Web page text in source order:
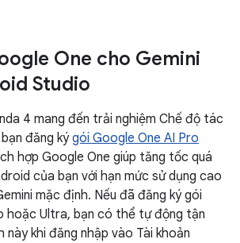
One cho Gemini
Studio
4 mang đến trải nghiệm Chế độ tác
đăng kýgói Google One AI Pro
hợp Google One giúp tăng tốc quá
của bạn với hạn mức sử dụng cao
mặc định. Nếu đã đăng ký gói
hoặc Ultra, bạn có thể tự động tận
này khi đăng nhập vào Tài khoản